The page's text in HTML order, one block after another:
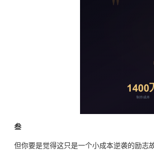
叁
但你要是觉得这只是一个小成本逆袭的励志